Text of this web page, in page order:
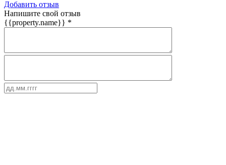
Добавить отзыв
Напишите свой отзыв
{{property.name}} *